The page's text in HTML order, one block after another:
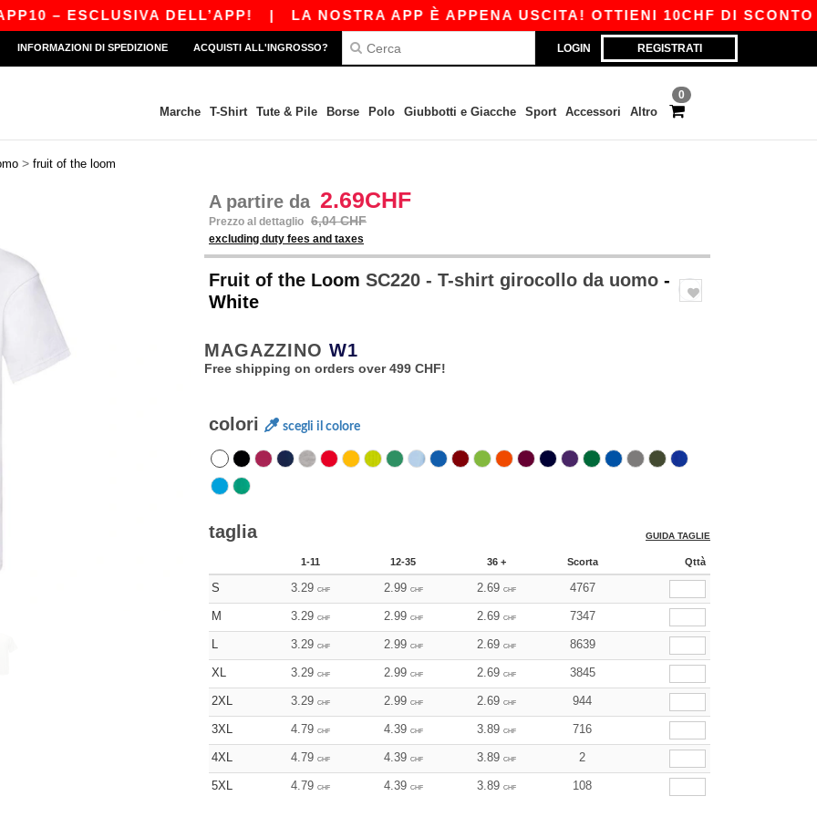
DELL’APP!|LA NOSTRA APP È APPENA USCITA! OTTIENI 10CHF DI SCONTO SU
LOGIN REGISTRATI
INFORMAZIONI DI SPEDIZIONE ACQUISTI ALL'INGROSSO?
0
Marche T-Shirt Tute & Pile Borse Polo Giubbotti e Giacche Sport Accessori Altro
> fruit of the loom
A partire da 2.69CHF
Prezzo al dettaglio 6,04 CHF
excluding duty fees and taxes
Fruit of the Loom SC220 - T-shirt girocollo da uomo -
White
MAGAZZINO W1
Free shipping on orders over 499 CHF!
colori scegli il colore
taglia GUIDA TAGLIE
1-11 12-35 36 + Scorta Qttà
S 3.29 CHF 2.99 CHF 2.69 CHF 4767
M 3.29 CHF 2.99 CHF 2.69 CHF 7347
L 3.29 CHF 2.99 CHF 2.69 CHF 8639
XL 3.29 CHF 2.99 CHF 2.69 CHF 3845
2XL 3.29 CHF 2.99 CHF 2.69 CHF 944
3XL 4.79 CHF 4.39 CHF 3.89 CHF 716
4XL 4.79 CHF 4.39 CHF 3.89 CHF 2
5XL 4.79 CHF 4.39 CHF 3.89 CHF 108